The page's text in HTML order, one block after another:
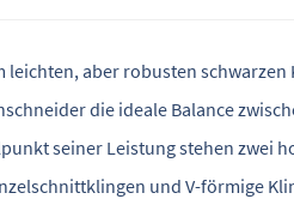
leichten, aber robusten
die ideale Balance
seiner Leistung stehen zwei
und V-förmige